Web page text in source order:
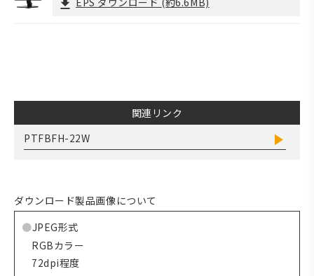
関連リンク
PTFBFH-22W
ダウンロード製品画像について
JPEG形式
RGBカラー
72dpi程度